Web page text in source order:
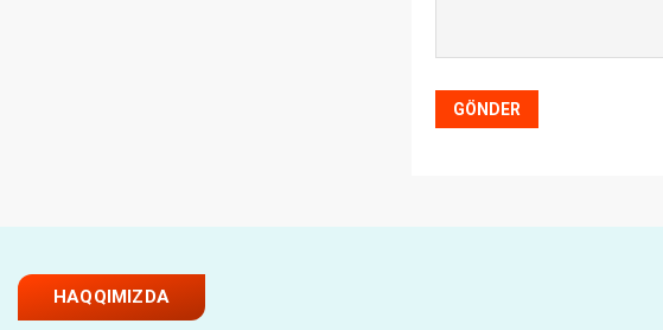
HAQQIMIZDA